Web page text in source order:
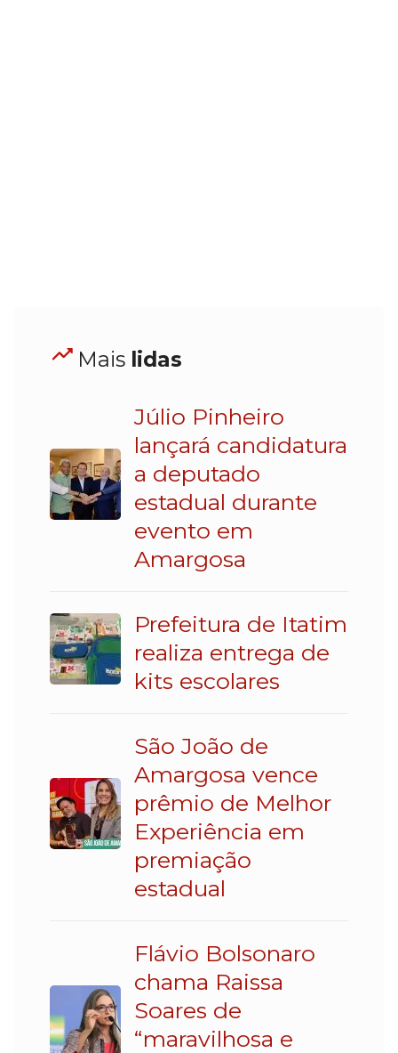
Mais lidas
Júlio Pinheiro
lançará candidatura
a deputado
estadual durante
evento em
Amargosa
Prefeitura de Itatim
realiza entrega de
kits escolares
São João de
Amargosa vence
prêmio de Melhor
Experiência em
premiação
estadual
Flávio Bolsonaro
chama Raissa
Soares de
“maravilhosa e